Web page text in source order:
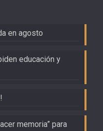
en agosto
educación y
memoria” para